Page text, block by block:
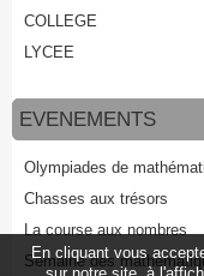
COLLEGE
LYCEE
EVENEMENTS
Olympiades de
Chasses aux trésors
La course aux nombres
Semaine des
En cliquant vous